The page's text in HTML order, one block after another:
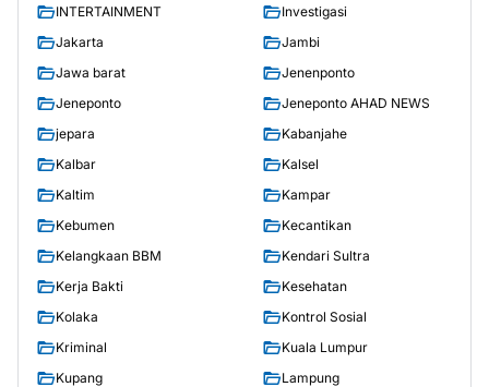
INTERTAINMENT
Investigasi
Jakarta
Jambi
Jawa barat
Jenenponto
Jeneponto
Jeneponto AHAD NEWS
jepara
Kabanjahe
Kalbar
Kalsel
Kaltim
Kampar
Kebumen
Kecantikan
Kelangkaan BBM
Kendari Sultra
Kerja Bakti
Kesehatan
Kolaka
Kontrol Sosial
Kriminal
Kuala Lumpur
Kupang
Lampung